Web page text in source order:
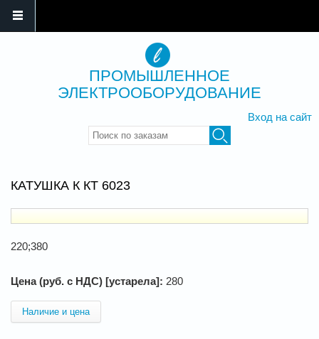
ПРОМЫШЛЕННОЕ
ЭЛЕКТРООБОРУДОВАНИЕ
Вход на сайт
Введите ключевые слова для
КАТУШКА К КТ 6023
220;380
Цена (руб. с НДС) [устарела]: 280
Наличие и цена